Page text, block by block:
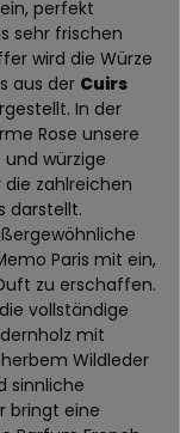
perfekt
sehr frischen
wird die Würze
aus der Cuirs
In der
Rose unsere
würzige
die zahlreichen
darstellt.
Paris mit ein,
zu erschaffen.
vollständige
mit
Wildleder
sinnliche
bringt eine